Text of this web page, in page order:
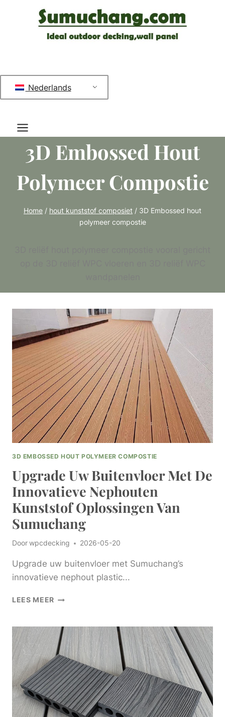
Nederlands
3D Embossed Hout
Polymeer Compostie
Home / hout kunststof composiet / 3D Embossed hout
polymeer compostie
3D EMBOSSED HOUT POLYMEER COMPOSTIE
Upgrade Uw Buitenvloer Met De
Innovatieve Nephouten
Kunststof Oplossingen Van
Sumuchang
Doorwpcdecking 2026-05-20
Upgrade uw buitenvloer met Sumuchang’s
innovatieve nephout plastic...
LEES MEER UPGRADE
MET
DE
INNOVATIEVE
NEPHOUTEN
KUNSTSTOF
OPLOSSINGEN
VAN
SUMUCHANG